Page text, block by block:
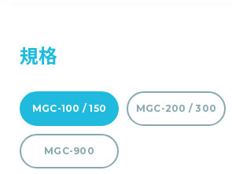
規格
MGC-100 / 150 MGC-200 / 300
MGC-900